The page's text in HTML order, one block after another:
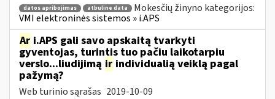
datos apribojimas atbuline data
Mokesčių žinyno kategorijos:
VMI elektroninės sistemos » i.APS
Ar i.APS gali savo apskaitą tvarkyti
gyventojas, turintis tuo pačiu laikotarpiu
verslo...liudijimą ir individualią veiklą pagal
pažymą?
Web turinio sąrašas 2019-10-09